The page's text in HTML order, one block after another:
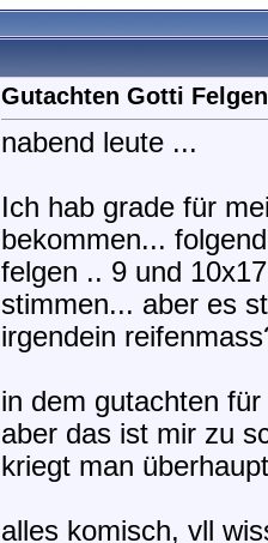
Gutachten Gotti Felgen
nabend leute ...
Ich hab grade für
bekommen...
felgen .. 9 und
stimmen... aber es
irgendein
in dem gutachten
aber das ist mir zu
kriegt man
alles komisch, vll